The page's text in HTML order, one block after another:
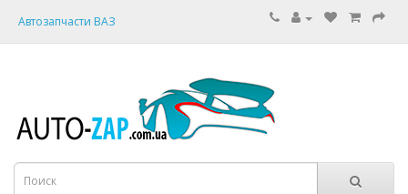
Автозапчасти ВАЗ